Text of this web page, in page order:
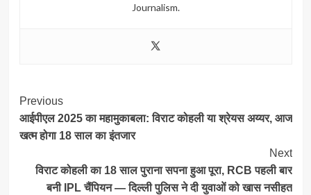
Journalism.
Post
Navigation
Previous
आईपीएल 2025 का महामुकाबला: विराट कोहली या श्रेयस अय्यर, आज
खत्म होगा 18 साल का इंतजार
Next
विराट कोहली का 18 साल पुराना सपना हुआ पूरा, RCB पहली बार
बनी IPL चैंपियन — दिल्ली पुलिस ने दी युवाओं को खास नसीहत